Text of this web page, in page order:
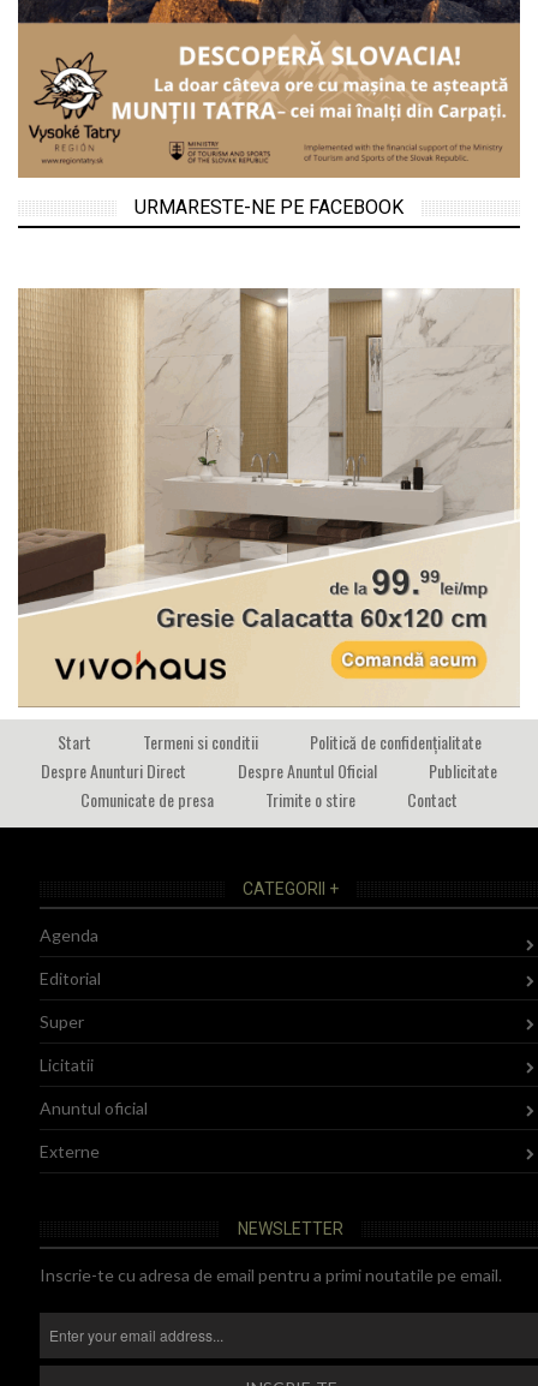
URMARESTE-NE PE FACEBOOK
Start Termeni si conditii
Politică de confidențialitate
Despre Anunturi Direct
Despre Anuntul Oficial
Publicitate
Comunicate de presa
Trimite o stire Contact
CATEGORII +
Agenda
Editorial
Super
Licitatii
Anuntul oficial
Externe
NEWSLETTER
Inscrie-te cu adresa de email pentru a primi noutatile pe email.